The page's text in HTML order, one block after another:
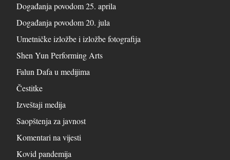
Događanja povodom 25. aprila
Događanja povodom 20. jula
Umetničke izložbe i izložbe fotografija
Shen Yun Performing Arts
Falun Dafa u medijima
Čestitke
Izveštaji medija
Saopštenja za javnost
Komentari na vijesti
Kovid pandemija